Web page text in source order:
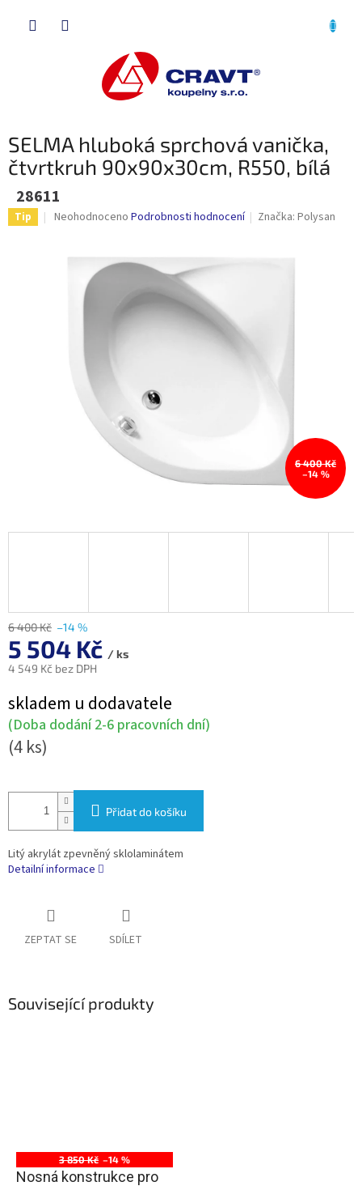
SELMA hluboká sprchová vanička,
čtvrtkruh 90x90x30cm, R550, bílá
28611
Tip
Průměrné
Neohodnoceno Podrobnosti hodnocení Značka:Polysan
6 400 Kč
–14 %
6 400 Kč –14 %
5 504 Kč / ks
4 549 Kč bez DPH
cena:
skladem u dodavatele
(Doba dodání 2-6 pracovních dní)
(4 ks)
Přidat do košíku
Litý akrylát zpevněný sklolaminátem
Detailní informace
ZEPTAT SE SDÍLET
Související produkty
3 850 Kč –14 %
Nosná konstrukce pro